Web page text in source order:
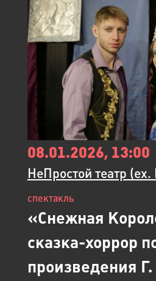
08.01.2026, 13:00
НеПростой театр
спектакль
«Снежная
сказка-хоррор
произведения Г.